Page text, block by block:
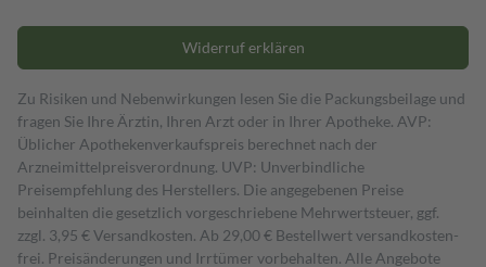
Widerruf erklären
Zu Risiken und Nebenwirkungen lesen Sie die Packungsbeilage und
fragen Sie Ihre Ärztin, Ihren Arzt oder in Ihrer Apotheke. AVP:
Üblicher Apothekenverkaufspreis berechnet nach der
Arzneimittelpreisverordnung. UVP: Unverbindliche
Preisempfehlung des Herstellers. Die angegebenen Preise
beinhalten die gesetzlich vorgeschriebene Mehrwertsteuer, ggf.
zzgl. 3,95 € Versandkosten. Ab 29,00 € Bestell­wert versand­kosten­
frei. Preisänderungen und Irrtümer vorbehalten. Alle Angebote